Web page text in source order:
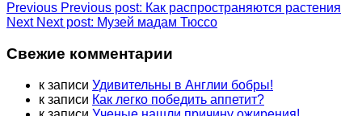
Previous Previous post: Как распространяются растения
Next Next post: Музей мадам Тюссо
Свежие комментарии
к записи Удивительны в Англии бобры!
к записи Как легко победить аппетит?